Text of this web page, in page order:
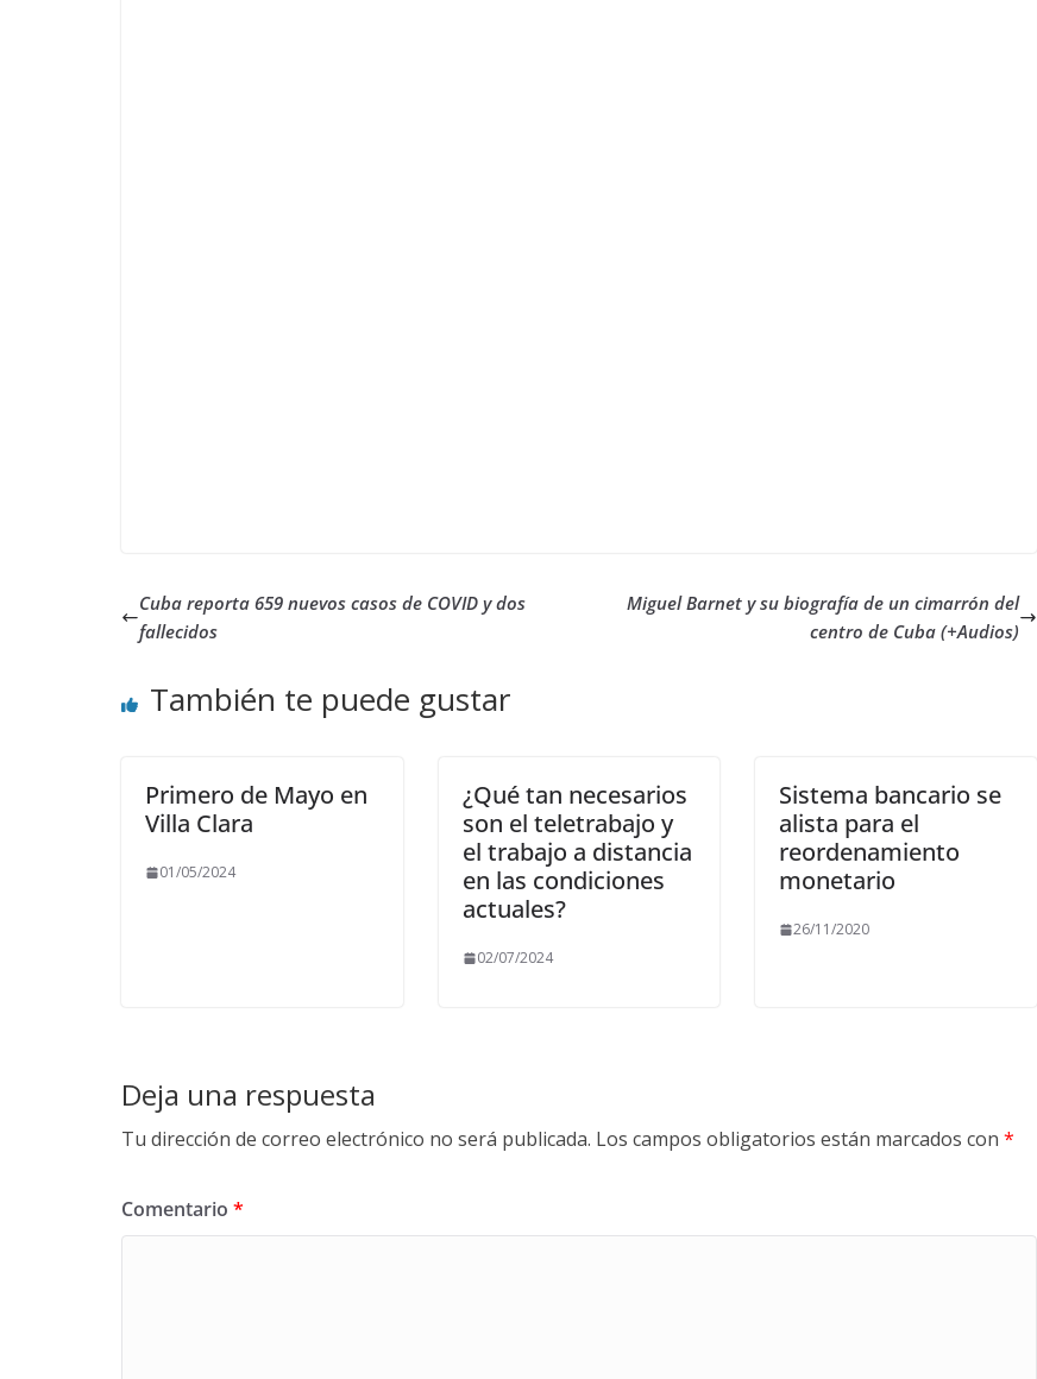
Cuba reporta 659 nuevos casos de COVID y dos
fallecidos
Miguel Barnet y su biografía de un cimarrón del
centro de Cuba (+Audios)
También te puede gustar
Primero de Mayo en
Villa Clara
01/05/2024
¿Qué tan necesarios
son el teletrabajo y
el trabajo a distancia
en las condiciones
actuales?
02/07/2024
Sistema bancario se
alista para el
reordenamiento
monetario
26/11/2020
Deja una respuesta
Tu dirección de correo electrónico no será publicada. Los campos obligatorios están marcados con *
Comentario *